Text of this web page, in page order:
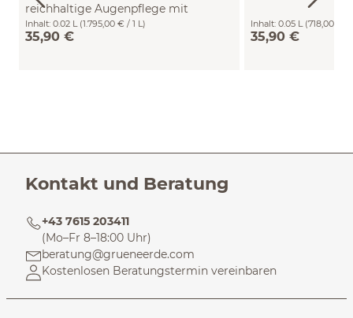
reichhaltige Augenpflege mit
Hyaluron 20 ml
Inhalt: 0.02 L (1.795,00 € / 1 L)
35,90 €
Hyaluron 50 ml
Inhalt: 0.05 L (718,00 € /
35,90 €
Kontakt und Beratung
+43 7615 203411
(Mo–Fr 8–18:00 Uhr)
beratung@grueneerde.com
Kostenlosen Beratungstermin vereinbaren